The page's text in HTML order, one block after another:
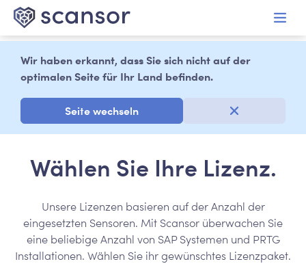
springen
Wir haben erkannt, dass Sie sich nicht auf der
optimalen Seite für Ihr Land befinden.
Seite wechseln
Wählen Sie Ihre Lizenz.
Unsere Lizenzen basieren auf der Anzahl der
eingesetzten Sensoren. Mit Scansor überwachen Sie
eine beliebige Anzahl von SAP Systemen und PRTG
Installationen. Wählen Sie ihr gewünschtes Lizenzpaket.